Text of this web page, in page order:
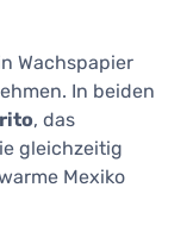
Wachspapier
In beiden
, das
gleichzeitig
Mexiko